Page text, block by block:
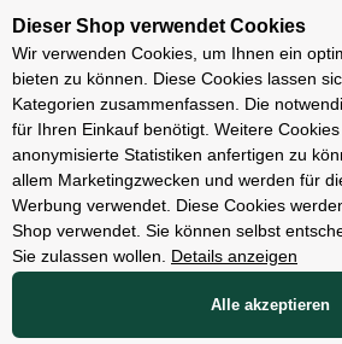
Unsere Filialen
Scheibenbremsen
Zubehör
Dieser Shop verwendet Cookies
Wir verwenden Cookies, um Ihnen ein
bieten zu können. Diese Cookies lassen
Kategorien zusammenfassen. Die
für Ihren Einkauf benötigt. Weitere
anonymisierte Statistiken anfertigen zu
allem Marketingzwecken und werden für
Werbung verwendet. Diese Cookies
Shop verwendet. Sie können selbst
Sie zulassen wollen.
Details anzeigen
Alle akzeptieren